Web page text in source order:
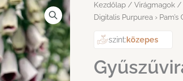
Kezdőlap / Virágmagok /
Digitalis Purpurea ›
szint:közepes